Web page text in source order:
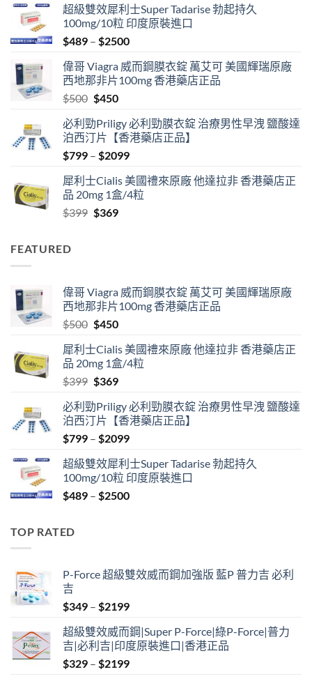
超級雙效犀利士Super Tadarise 勃起持久
100mg/10粒 印度原裝進口
$489 – $2500Price
$489
through
偉哥 Viagra 威而鋼膜衣錠 萬艾可 美國輝瑞原廠
西地那非片100mg 香港藥店正品
$500 Original
was:
$500.
$450Current
is:
$450.
必利勁Priligy 必利勁膜衣錠 治療男性早洩 鹽酸達
泊西汀片【香港藥店正品】
$799 – $2099Price
$799
through
犀利士Cialis 美國禮來原廠 他達拉非 香港藥店正
品 20mg 1盒/4粒
$399 Original
$369Current
FEATURED
偉哥 Viagra 威而鋼膜衣錠 萬艾可 美國輝瑞原廠
西地那非片100mg 香港藥店正品
$500 Original
was:
$500.
$450Current
is:
$450.
犀利士Cialis 美國禮來原廠 他達拉非 香港藥店正
品 20mg 1盒/4粒
$399 Original
was:
$399.
$369Current
is:
$369.
必利勁Priligy 必利勁膜衣錠 治療男性早洩 鹽酸達
泊西汀片【香港藥店正品】
$799 – $2099Price
$799
through
$2099
超級雙效犀利士Super Tadarise 勃起持久
100mg/10粒 印度原裝進口
$489 – $2500Price
TOP RATED
P-Force 超級雙效威而鋼加強版 藍P 普力吉 必利
吉
$349 – $2199Price
$349
through
$2199
超級雙效威而鋼|Super P-Force|綠P-Force|普力
吉|必利吉|印度原裝進口|香港正品
$329 – $2199Price